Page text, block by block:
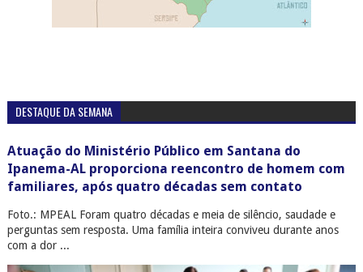
DESTAQUE DA SEMANA
Atuação do Ministério Público em Santana do
Ipanema-AL proporciona reencontro de homem com
familiares, após quatro décadas sem contato
Foto.: MPEAL Foram quatro décadas e meia de silêncio, saudade e
perguntas sem resposta. Uma família inteira conviveu durante anos
com a dor ...